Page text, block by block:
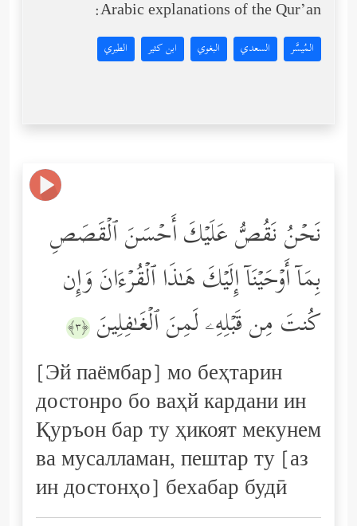
Arabic explanations of the Qur’an:
المُيسَّر السعدي البغوي ابن كثير الطبري
نَحۡنُ نَقُصُّ عَلَیۡكَ أَحۡسَنَ ٱلۡقَصَصِ
بِمَاۤ أَوۡحَیۡنَاۤ إِلَیۡكَ هَـٰذَا ٱلۡقُرۡءَانَ وَإِن
كُنتَ مِن قَبۡلِهِۦ لَمِنَ ٱلۡغَـٰفِلِینَ ﴿٣﴾
[Эй паёмбар] мо беҳтарин
достонро бо ваҳй кардани ин
Қуръон бар ту ҳикоят мекунем
ва мусалламан, пештар ту [аз
ин достонҳо] бехабар будӣ